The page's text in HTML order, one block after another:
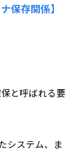
保存関係】
と呼ばれる要
システム、ま